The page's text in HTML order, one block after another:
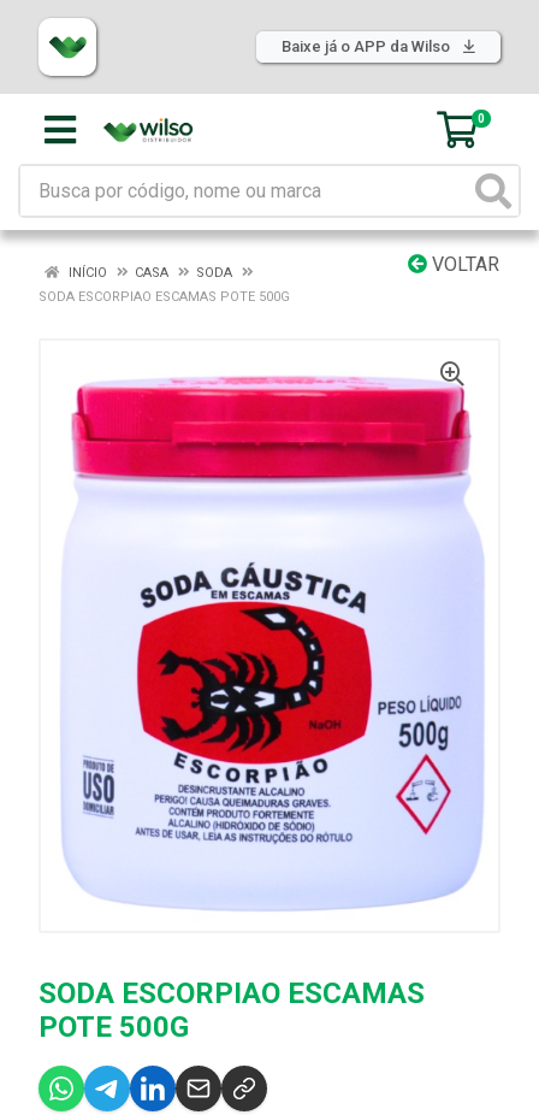
Baixe já o APP da Wilso
0
VOLTAR
INÍCIO CASA
SODA
SODA ESCORPIAO ESCAMAS POTE 500G
SODA ESCORPIAO ESCAMAS
POTE 500G